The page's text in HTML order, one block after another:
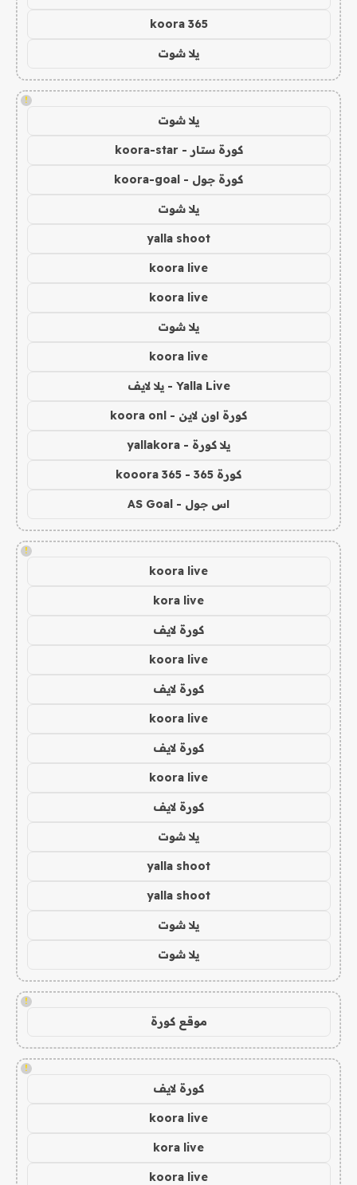
koora 365
يلا شوت
!
يلا شوت
كورة ستار - koora-star
كورة جول - koora-goal
يلا شوت
yalla shoot
koora live
koora live
يلا شوت
koora live
Yalla Live - يلا لايف
كورة اون لاين - koora onl
يلا كورة - yallakora
كورة 365 - kooora 365
اس جول - AS Goal
!
koora live
kora live
كورة لايف
koora live
كورة لايف
koora live
كورة لايف
koora live
كورة لايف
يلا شوت
yalla shoot
yalla shoot
يلا شوت
يلا شوت
!
موقع كورة
!
كورة لايف
koora live
kora live
koora live